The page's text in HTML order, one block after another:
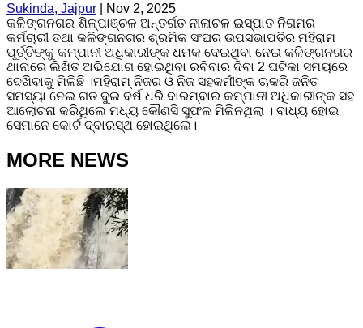
Sukinda, Jajpur
Nov 2, 2025
କଳିଙ୍ଗନଗର ଶିଳ୍ପାଞ୍ଚଳ ଅନ୍ତର୍ଗତ ନୀଳାଚଳ ଇସ୍ପାତ ନିଗମର
କର୍ମଚାରୀ ତଥା କଳିଙ୍ଗନଗର ଶ୍ରମିକ ସଂଘର ଉପସଭାପତିର ମହିରାମ
ପୂର୍ତ୍ତିଙ୍କୁ କମ୍ପାନୀ ଅଧିକାରୀଙ୍କ ଧମକ ଦେଇଥିବା ନେଇ କଳିଙ୍ଗନଗର
ଥାନାରେ ଲିଖିତ ଅଭିଯୋଗ ହୋଇଥିବା ରବିବାର ଦିବା 2 ଘଟିକା ସମୟରେ
ଦେଖିବାକୁ ମିଳିଛି ।ମହିରାମ୍ ନିଜର ଓ ନିଜ ସହକର୍ମୀଙ୍କ ଚାକରି ଜନିତ
ସମସ୍ୟା ନେଇ ଗତ ଦୁଇ ବର୍ଷ ଧରି ବାରମ୍ବାର କମ୍ପାନୀ ଅଧିକାରୀଙ୍କ ସହ
ଆଲୋଚନା କରିଥିଲେ ମଧ୍ୟ କୌଣସି ସୁଫଳ ମିଳିନଥିଲା । ବାଧ୍ୟ ହୋଇ
ସେମାନେ କୋର୍ଟ ଦ୍ବାରସ୍ଥ ହୋଇଥିଲେ।
MORE NEWS